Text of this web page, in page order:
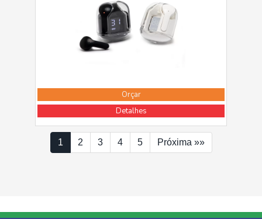
Orçar
Detalhes
1 2 3 4 5 Próxima »»